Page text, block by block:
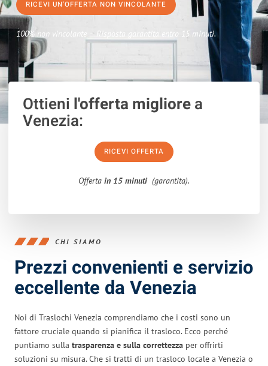
RICEVI UN'OFFERTA NON VINCOLANTE
100% non vincolante – Risposta garantita entro 15 minuti.
Ottieni l'offerta migliorea
Venezia:
RICEVI OFFERTA
Offerta in 15 minuti (garantita).
CHI SIAMO
Prezzi convenienti e servizio
eccellente da Venezia
Noi di Traslochi Venezia comprendiamo che i costi sono un
fattore cruciale quando si pianifica il trasloco. Ecco perché
puntiamo sulla trasparenza e sulla correttezza per offrirti
soluzioni su misura. Che si tratti di un trasloco locale a Venezia o